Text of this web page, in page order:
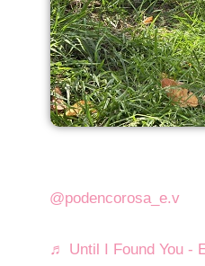
@podencorosa_e.v
♬ Until I Found You -